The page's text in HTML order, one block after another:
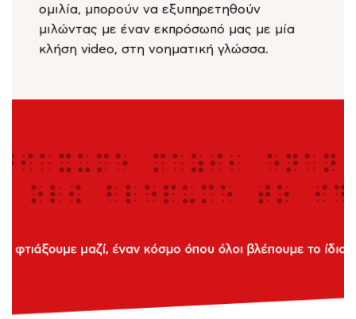
ομιλία, μπορούν να εξυπηρετηθούν
μιλώντας με έναν εκπρόσωπό μας με μία
κλήση video, στη νοηματική γλώσσα.